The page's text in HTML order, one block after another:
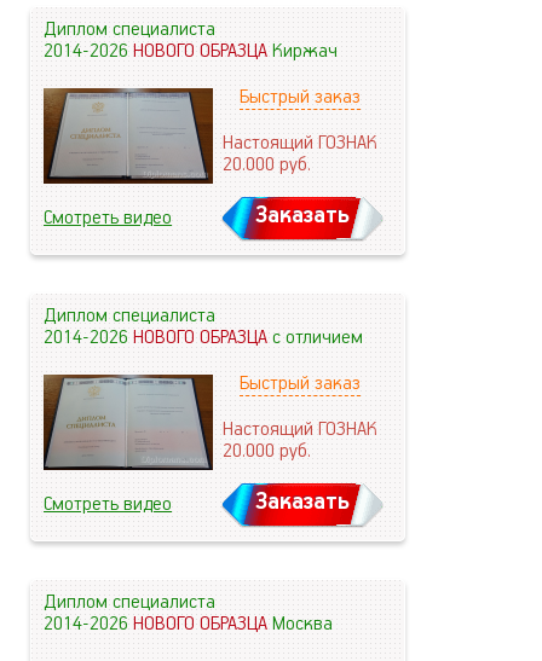
Диплом специалиста
2014-2026НОВОГО ОБРАЗЦАКиржач
Быстрый заказ
Настоящий ГОЗНАК
20.000руб.
Смотреть видео Заказать
Диплом специалиста
2014-2026НОВОГО ОБРАЗЦАс отличием
Быстрый заказ
Настоящий ГОЗНАК
20.000руб.
Смотреть видео Заказать
Диплом специалиста
2014-2026НОВОГО ОБРАЗЦАМосква